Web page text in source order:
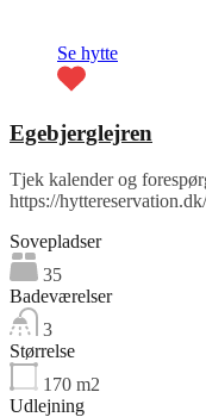
Se hytte
Egebjerglejren
Tjek kalender og
https://
Sovepladser
35
Badeværelser
3
Størrelse
170 m2
Udlejning